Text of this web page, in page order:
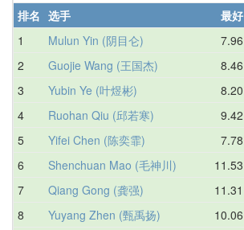
排名 选手 最好
1
Mulun Yin (阴目仑) 7.96
2 Guojie Wang (王国杰) 8.46
3 Yubin Ye (叶煜彬) 8.20
4 Ruohan Qiu (邱若寒) 9.42
5 Yifei Chen (陈奕霏) 7.78
6 Shenchuan Mao (毛神川) 11.53
7 Qiang Gong (龚强) 11.31
8 Yuyang Zhen (甄禹扬) 10.06